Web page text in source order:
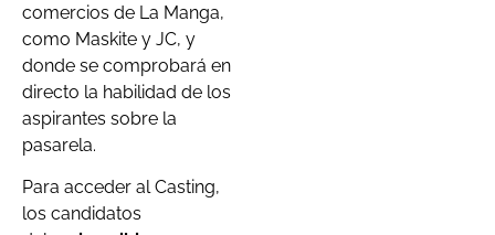
comercios de La Manga,
como Maskite y JC, y
donde se comprobará en
directo la habilidad de los
aspirantes sobre la
pasarela.
Para acceder al Casting,
los candidatos